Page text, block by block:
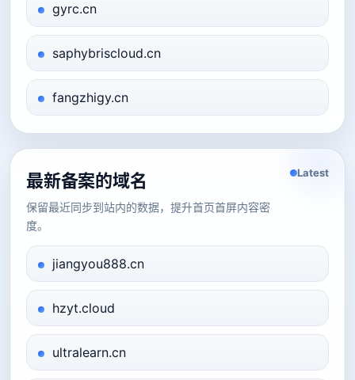
gyrc.cn
saphybriscloud.cn
fangzhigy.cn
最新备案的域名
保留最近同步到站内的数据，提升首页首屏内容密
度。
Latest
jiangyou888.cn
hzyt.cloud
ultralearn.cn